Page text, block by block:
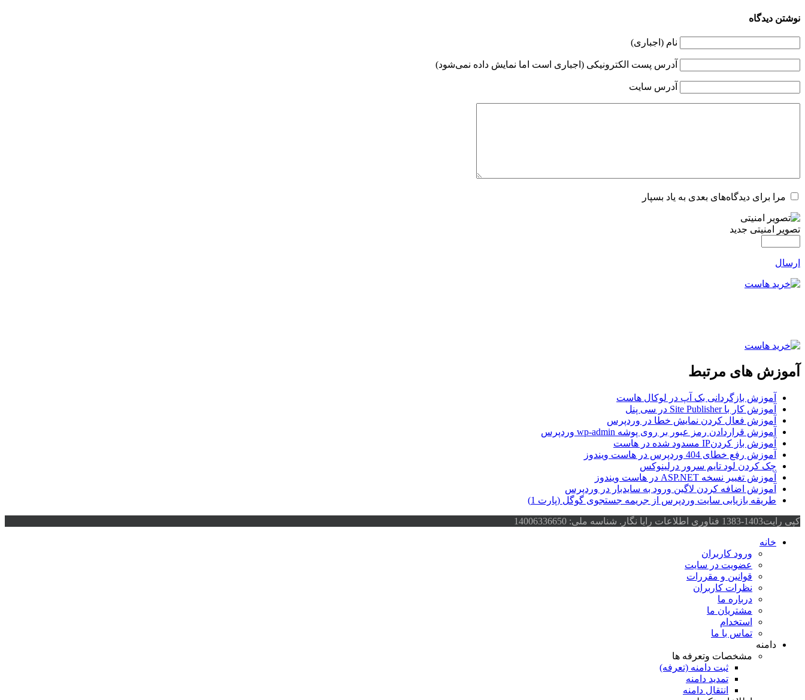
نوشتن دیدگاه
نام (اجباری)
آدرس پست الکترونیکی (اجباری است اما نمایش داده نمی‌شود)
آدرس سایت
مرا برای دیدگاه‌های بعدی به یاد بسپار
تصویر امنیتی جدید
ارسال
آموزش های مرتبط
آموزش بازگردانی بک آپ در لوکال هاست
آموزش کار با Site Publisher در سی پنل
آموزش فعال کردن نمایش خطا در وردپرس
آموزش قراردادن رمز عبور بر روی پوشه wp-admin وردپرس
آموزش باز کردنIP مسدود شده در هاست
آموزش رفع خطای 404 وردپرس در هاست ویندوز
چک کردن لود تایم سرور درلینوکس
آموزش تغییر نسخه ASP.NET در هاست ویندوز
آموزش اضافه کردن لاگین ورود به سایدبار در وردپرس
طریقه بازیابی سایت وردپرس از جریمه جستجوی گوگل (پارت 1)
کپی رایت1403-1383 فناوری اطلاعات رایا نگار. شناسه ملی: 14006336650
خانه
ورود کاربران
عضویت در سایت
قوانین و مقررات
نظرات کاربران
درباره ما
مشتریان ما
استخدام
تماس با ما
دامنه
مشخصات وتعرفه ها
ثبت دامنه (تعرفه)
تمدید دامنه
انتقال دامنه